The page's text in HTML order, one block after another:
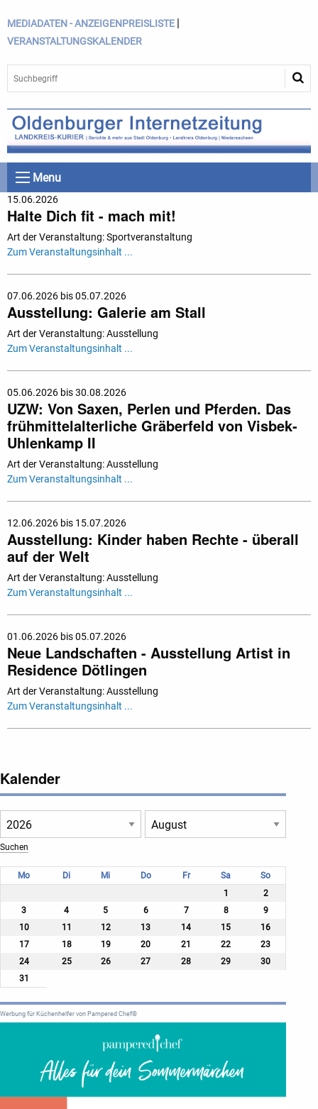
MEDIADATEN - ANZEIGENPREISLISTE |
VERANSTALTUNGSKALENDER
Menu
15.06.2026
Halte Dich fit - mach mit!
Art der Veranstaltung: Sportveranstaltung
Zum Veranstaltungsinhalt ...
07.06.2026 bis 05.07.2026
Ausstellung: Galerie am Stall
Art der Veranstaltung: Ausstellung
Zum Veranstaltungsinhalt ...
05.06.2026 bis 30.08.2026
UZW: Von Saxen, Perlen und Pferden. Das
frühmittelalterliche Gräberfeld von Visbek-
Uhlenkamp II
Art der Veranstaltung: Ausstellung
Zum Veranstaltungsinhalt ...
12.06.2026 bis 15.07.2026
Ausstellung: Kinder haben Rechte - überall
auf der Welt
Art der Veranstaltung: Ausstellung
Zum Veranstaltungsinhalt ...
01.06.2026 bis 05.07.2026
Neue Landschaften - Ausstellung Artist in
Residence Dötlingen
Art der Veranstaltung: Ausstellung
Zum Veranstaltungsinhalt ...
Kalender
Mo Di Mi Do Fr Sa
So
1
2
3
4 5 6 7 8
9
10
11 12 13 14 15
16
17
18 19 20 21 22
23
24
25 26 27 28 29
30
31
Werbung für Küchenhelfer von Pampered Chef®